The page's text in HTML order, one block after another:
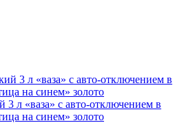
3 л «ваза» с авто-отключением в
на синем» золото